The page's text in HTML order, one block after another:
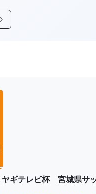
テレビ杯 宮城県サッ